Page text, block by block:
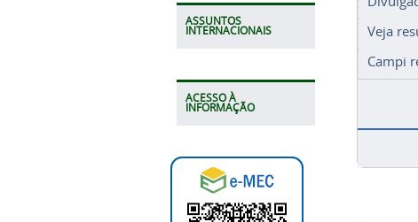
ASSUNTOS
INTERNACIONAIS
ACESSO À
INFORMAÇÃO
Veja
Campi